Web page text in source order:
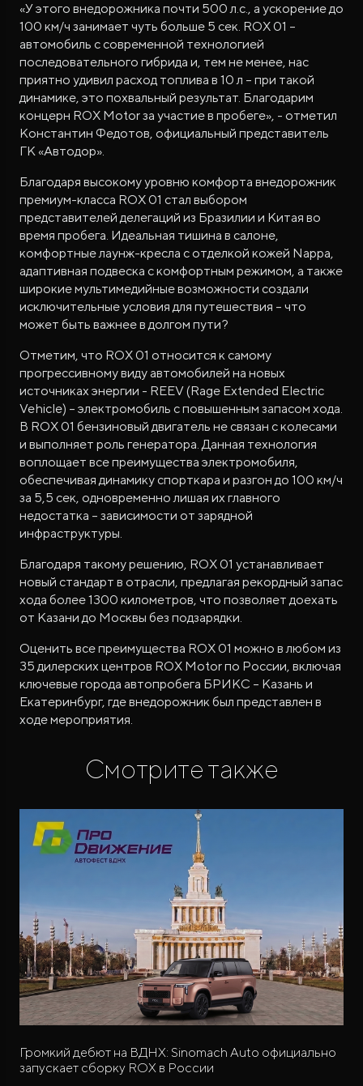
«У этого внедорожника почти 500 л.с., а ускорение до
100 км/ч занимает чуть больше 5 сек. ROX 01 –
автомобиль с современной технологией
последовательного гибрида и, тем не менее, нас
приятно удивил расход топлива в 10 л – при такой
динамике, это похвальный результат. Благодарим
концерн ROX Motor за участие в пробеге», - отметил
Константин Федотов, официальный представитель
ГК «Автодор».
Благодаря высокому уровню комфорта внедорожник
премиум-класса ROX 01 стал выбором
представителей делегаций из Бразилии и Китая во
время пробега. Идеальная тишина в салоне,
комфортные лаунж-кресла с отделкой кожей Nappa,
адаптивная подвеска с комфортным режимом, а также
широкие мультимедийные возможности создали
исключительные условия для путешествия – что
может быть важнее в долгом пути?
Отметим, что ROX 01 относится к самому
прогрессивному виду автомобилей на новых
источниках энергии - REEV (Rage Extended Electric
Vehicle) – электромобиль с повышенным запасом хода.
В ROX 01 бензиновый двигатель не связан с колесами
и выполняет роль генератора. Данная технология
воплощает все преимущества электромобиля,
обеспечивая динамику спорткара и разгон до 100 км/ч
за 5,5 сек, одновременно лишая их главного
недостатка – зависимости от зарядной
инфраструктуры.
Благодаря такому решению, ROX 01 устанавливает
новый стандарт в отрасли, предлагая рекордный запас
хода более 1300 километров, что позволяет доехать
от Казани до Москвы без подзарядки.
Оценить все преимущества ROX 01 можно в любом из
35 дилерских центров ROX Motor по России, включая
ключевые города автопробега БРИКС – Казань и
Екатеринбург, где внедорожник был представлен в
ходе мероприятия.
Смотрите также
Громкий дебют на ВДНХ: Sinomach Auto официально
запускает сборку ROX в России